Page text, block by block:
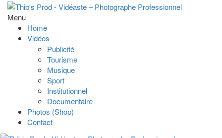
Menu
Home
Vidéos
Publicité
Tourisme
Musique
Sport
Institutionnel
Documentaire
Photos (Shop)
Contact